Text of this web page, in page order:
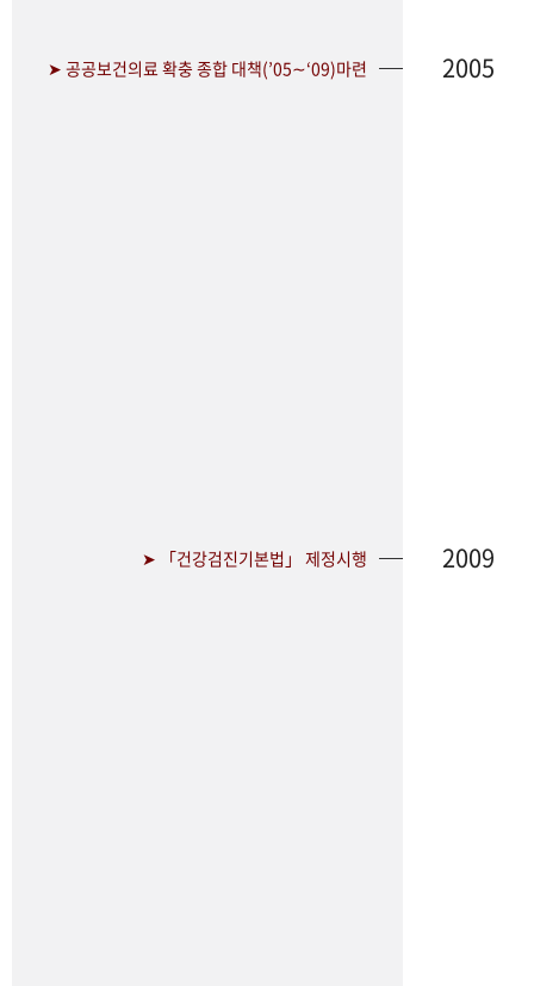
➤ 공공보건의료 확충 종합 대책(’05∼‘09)마련 2005
➤ 「건강검진기본법」 제정시행 2009